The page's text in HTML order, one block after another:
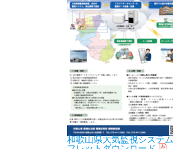
和歌山県大気監視システ